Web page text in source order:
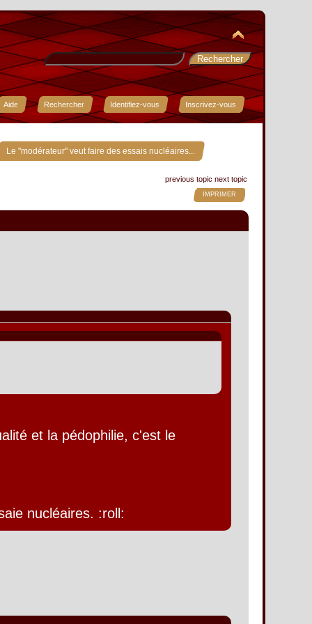
Aide Rechercher Identifiez-vous Inscrivez-vous
Le "modérateur" veut faire des essais nucléaires...
previous topic next topic
IMPRIMER
et la pédophilie, c'est le
nucléaires. :roll: